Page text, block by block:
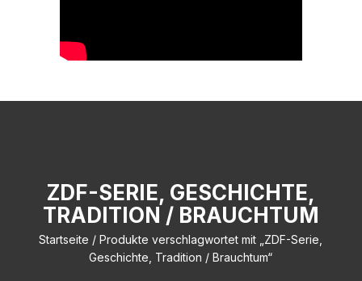
ZDF-SERIE, GESCHICHTE,
TRADITION / BRAUCHTUM
Startseite / Produkte verschlagwortet mit „ZDF-Serie,
Geschichte, Tradition / Brauchtum“